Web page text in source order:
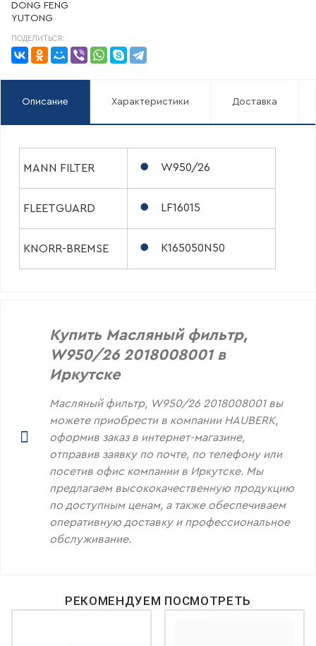
DONG FENG
YUTONG
ПОДЕЛИТЬСЯ:
Описание Характеристики Доставка
MANN FILTER W950/26
FLEETGUARD LF16015
KNORR-BREMSE K165050N50
Купить Масляный фильтр,
W950/26 2018008001 в
Иркутске
Масляный фильтр, W950/26 2018008001 вы
можете приобрести в компании HAUBERK,
оформив заказ в интернет-магазине,
отправив заявку по почте, по телефону или
посетив офис компании в Иркутске. Мы
предлагаем высококачественную продукцию
по доступным ценам, а также обеспечиваем
оперативную доставку и профессиональное
обслуживание.
РЕКОМЕНДУЕМ ПОСМОТРЕТЬ